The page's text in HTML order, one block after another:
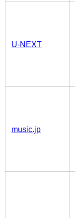
U-NEXT
music.jp